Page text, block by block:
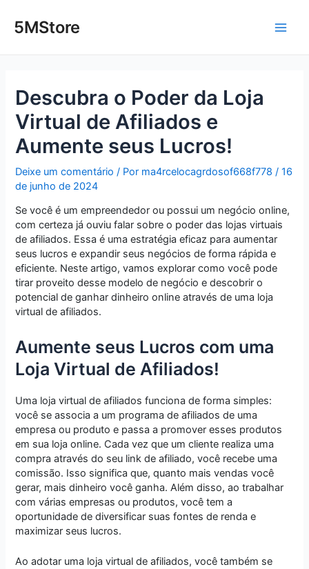
para5MStore
Descubra o Poder da Loja
Virtual de Afiliados e
Aumente seus Lucros!
Deixe um comentário / Por ma4rcelocagrdosof668f778/16
de junho de 2024
Se você é um empreendedor ou possui um negócio online,
com certeza já ouviu falar sobre o poder das lojas virtuais
de afiliados. Essa é uma estratégia eficaz para aumentar
seus lucros e expandir seus negócios de forma rápida e
eficiente. Neste artigo, vamos explorar como você pode
tirar proveito desse modelo de negócio e descobrir o
potencial de ganhar dinheiro online através de uma loja
virtual de afiliados.
Aumente seus Lucros com uma
Loja Virtual de Afiliados!
Uma loja virtual de afiliados funciona de forma simples:
você se associa a um programa de afiliados de uma
empresa ou produto e passa a promover esses produtos
em sua loja online. Cada vez que um cliente realiza uma
compra através do seu link de afiliado, você recebe uma
comissão. Isso significa que, quanto mais vendas você
gerar, mais dinheiro você ganha. Além disso, ao trabalhar
com várias empresas ou produtos, você tem a
oportunidade de diversificar suas fontes de renda e
maximizar seus lucros.
Ao adotar uma loja virtual de afiliados, você também se
navigation